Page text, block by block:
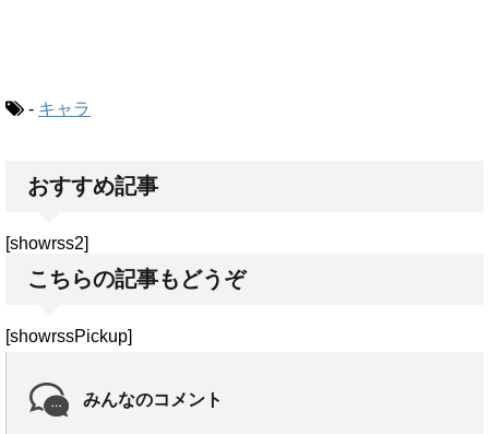
- キャラ
おすすめ記事
[showrss2]
こちらの記事もどうぞ
[showrssPickup]
みんなのコメント